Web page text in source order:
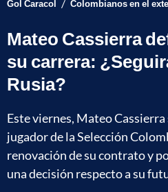
Gol Caracol / Colombianos en el
Mateo Cassierra
su carrera:
Rusia?
Este viernes, Mateo
jugador de la Selección
renovación de su contrato y
una decisión respecto a su